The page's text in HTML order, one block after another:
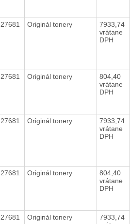
Originál tonery
7933,74
vrátane
DPH
Originál tonery
804,40
vrátane
DPH
Originál tonery
7933,74
vrátane
DPH
Originál tonery
804,40
vrátane
DPH
Originál tonery
7933,74